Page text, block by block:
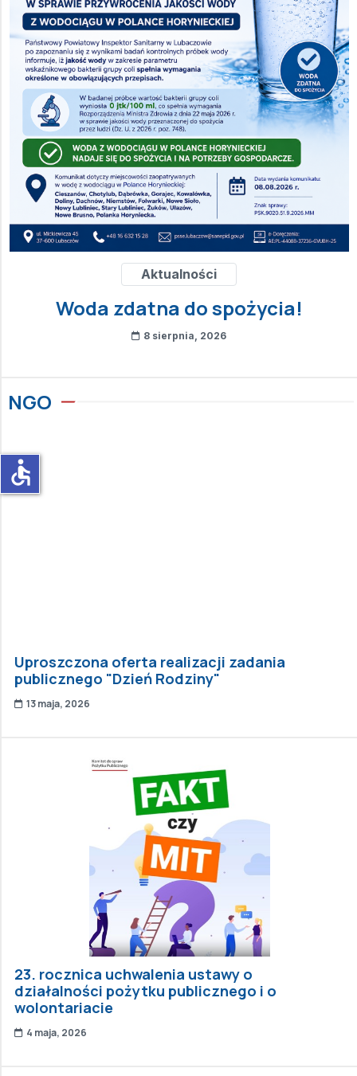
Aktualności
Woda zdatna do spożycia!
8 sierpnia, 2026
NGO
Uproszczona oferta realizacji zadania
publicznego "Dzień Rodziny"
13 maja, 2026
23. rocznica uchwalenia ustawy o
działalności pożytku publicznego i o
wolontariacie
4 maja, 2026
accessible